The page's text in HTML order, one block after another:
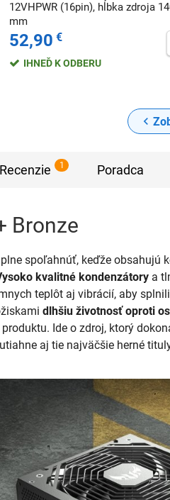
12VHPWR (16pin), hĺbka zdroja
mm
52,90 €
IHNEĎ K ODBERU
Recenzie 1 Poradca
Bronze
spoľahnúť, keďže obsahujú
kvalitné kondenzátory a
teplôt aj vibrácií, aby
dlhšiu životnosť oproti
Ide o zdroj, ktorý
aj tie najväčšie herné